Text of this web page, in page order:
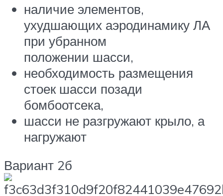
наличие элементов,
ухудшающих аэродинамику ЛА
при убранном
положении шасси,
необходимость размещения
стоек шасси позади
бомбоотсека,
шасси не разгружают крыло, а
нагружают
Вариант 2б